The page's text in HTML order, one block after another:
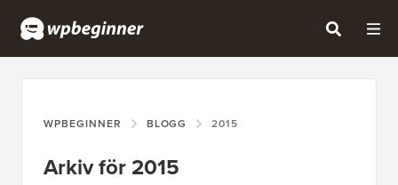
WPBEGINNER BLOGG 2015
Arkiv för 2015